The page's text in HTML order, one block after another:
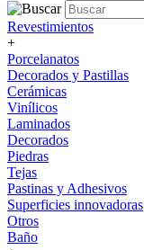
Revestimientos
+
Porcelanatos
Decorados y Pastillas
Cerámicas
Vinílicos
Laminados
Decorados
Piedras
Tejas
Pastinas y Adhesivos
Superficies innovadoras
Otros
Baño